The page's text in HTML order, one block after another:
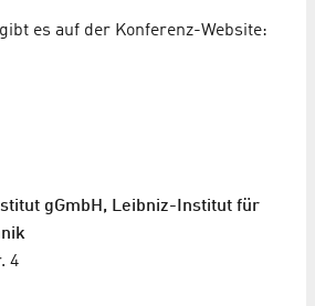
es auf der Konferenz-Website:
gGmbH, Leibniz-Institut für
4